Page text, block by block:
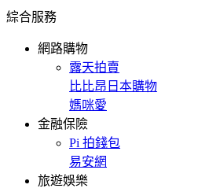
綜合服務
網路購物
露天拍賣
比比昂日本購物
媽咪愛
金融保險
Pi 拍錢包
易安網
旅遊娛樂